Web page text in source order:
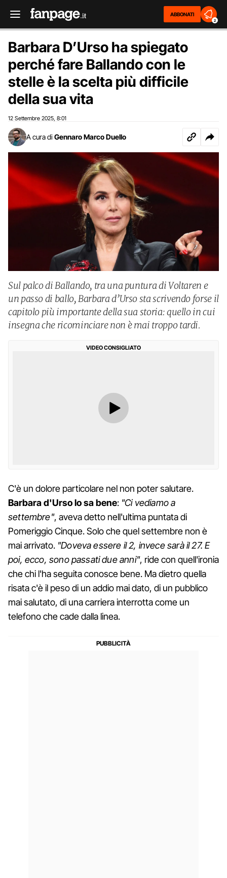
ABBONATI
2
Barbara D’Urso ha spiegato
perché fare Ballando con le
stelle è la scelta più difficile
della sua vita
12 Settembre 2025 8:01
A cura di Gennaro Marco Duello
Sul palco di Ballando, tra una puntura di Voltaren e
un passo di ballo, Barbara d’Urso sta scrivendo forse il
capitolo più importante della sua storia: quello in cui
insegna che ricominciare non è mai troppo tardi.
VIDEO CONSIGLIATO
C'è un dolore particolare nel non poter salutare.
Barbara d'Urso lo sa bene: "Ci vediamo a
settembre", aveva detto nell'ultima puntata di
Pomeriggio Cinque. Solo che quel settembre non è
mai arrivato. "Doveva essere il 2, invece sarà il 27. E
poi, ecco, sono passati due anni", ride con quell'ironia
che chi l'ha seguita conosce bene. Ma dietro quella
risata c'è il peso di un addio mai dato, di un pubblico
mai salutato, di una carriera interrotta come un
telefono che cade dalla linea.